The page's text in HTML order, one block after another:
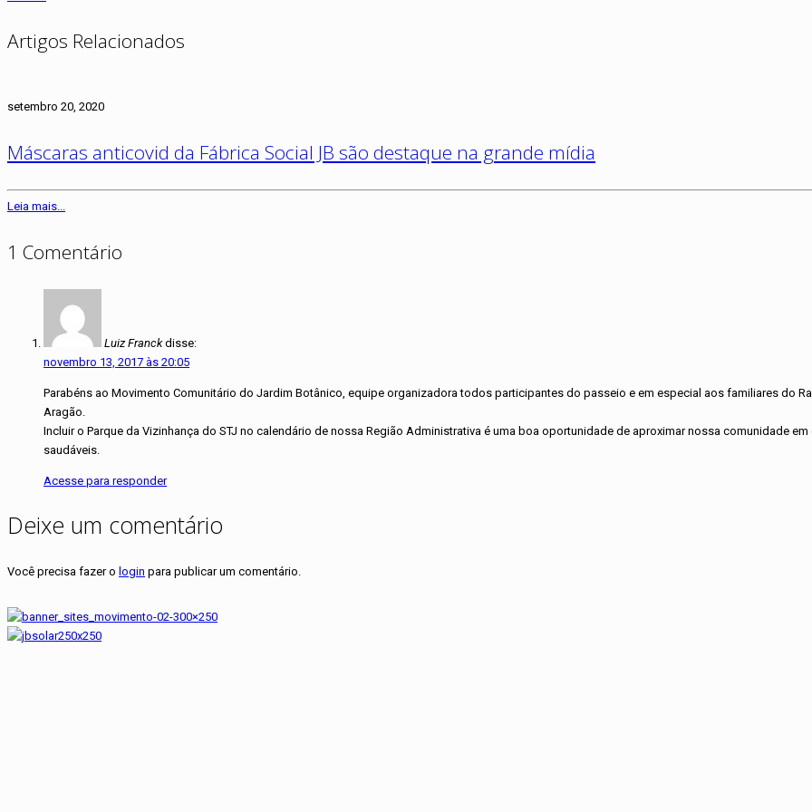
Artigos Relacionados
setembro 20, 2020
Máscaras anticovid da Fábrica Social JB são destaque na grande mídia
Leia mais...
1 Comentário
Luiz Franck disse:
novembro 13, 2017 às 20:05
Parabéns ao Movimento Comunitário do Jardim Botânico, equipe organizadora todos participantes do passeio e em especial aos familiares do
Aragão.
Incluir o Parque da Vizinhança do STJ no calendário de nossa Região Administrativa é uma boa oportunidade de aproximar nossa comunidade em
saudáveis.
Acesse para responder
Deixe um comentário
Você precisa fazer o login para publicar um comentário.